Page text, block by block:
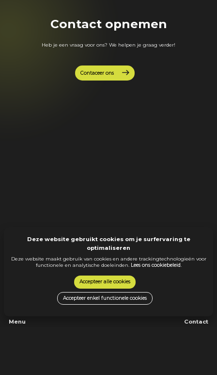
Contact opnemen
Heb je een vraag voor ons? We helpen je graag verder!
Contaceer ons
Deze website gebruikt cookies om je surfervaring te
optimaliseren
Deze website maakt gebruik van cookies en andere trackingtechnologieën voor
functionele en analytische doeleinden. Lees ons cookiebeleid.
Accepteer alle cookies
Accepteer enkel functionele cookies
Menu Contact